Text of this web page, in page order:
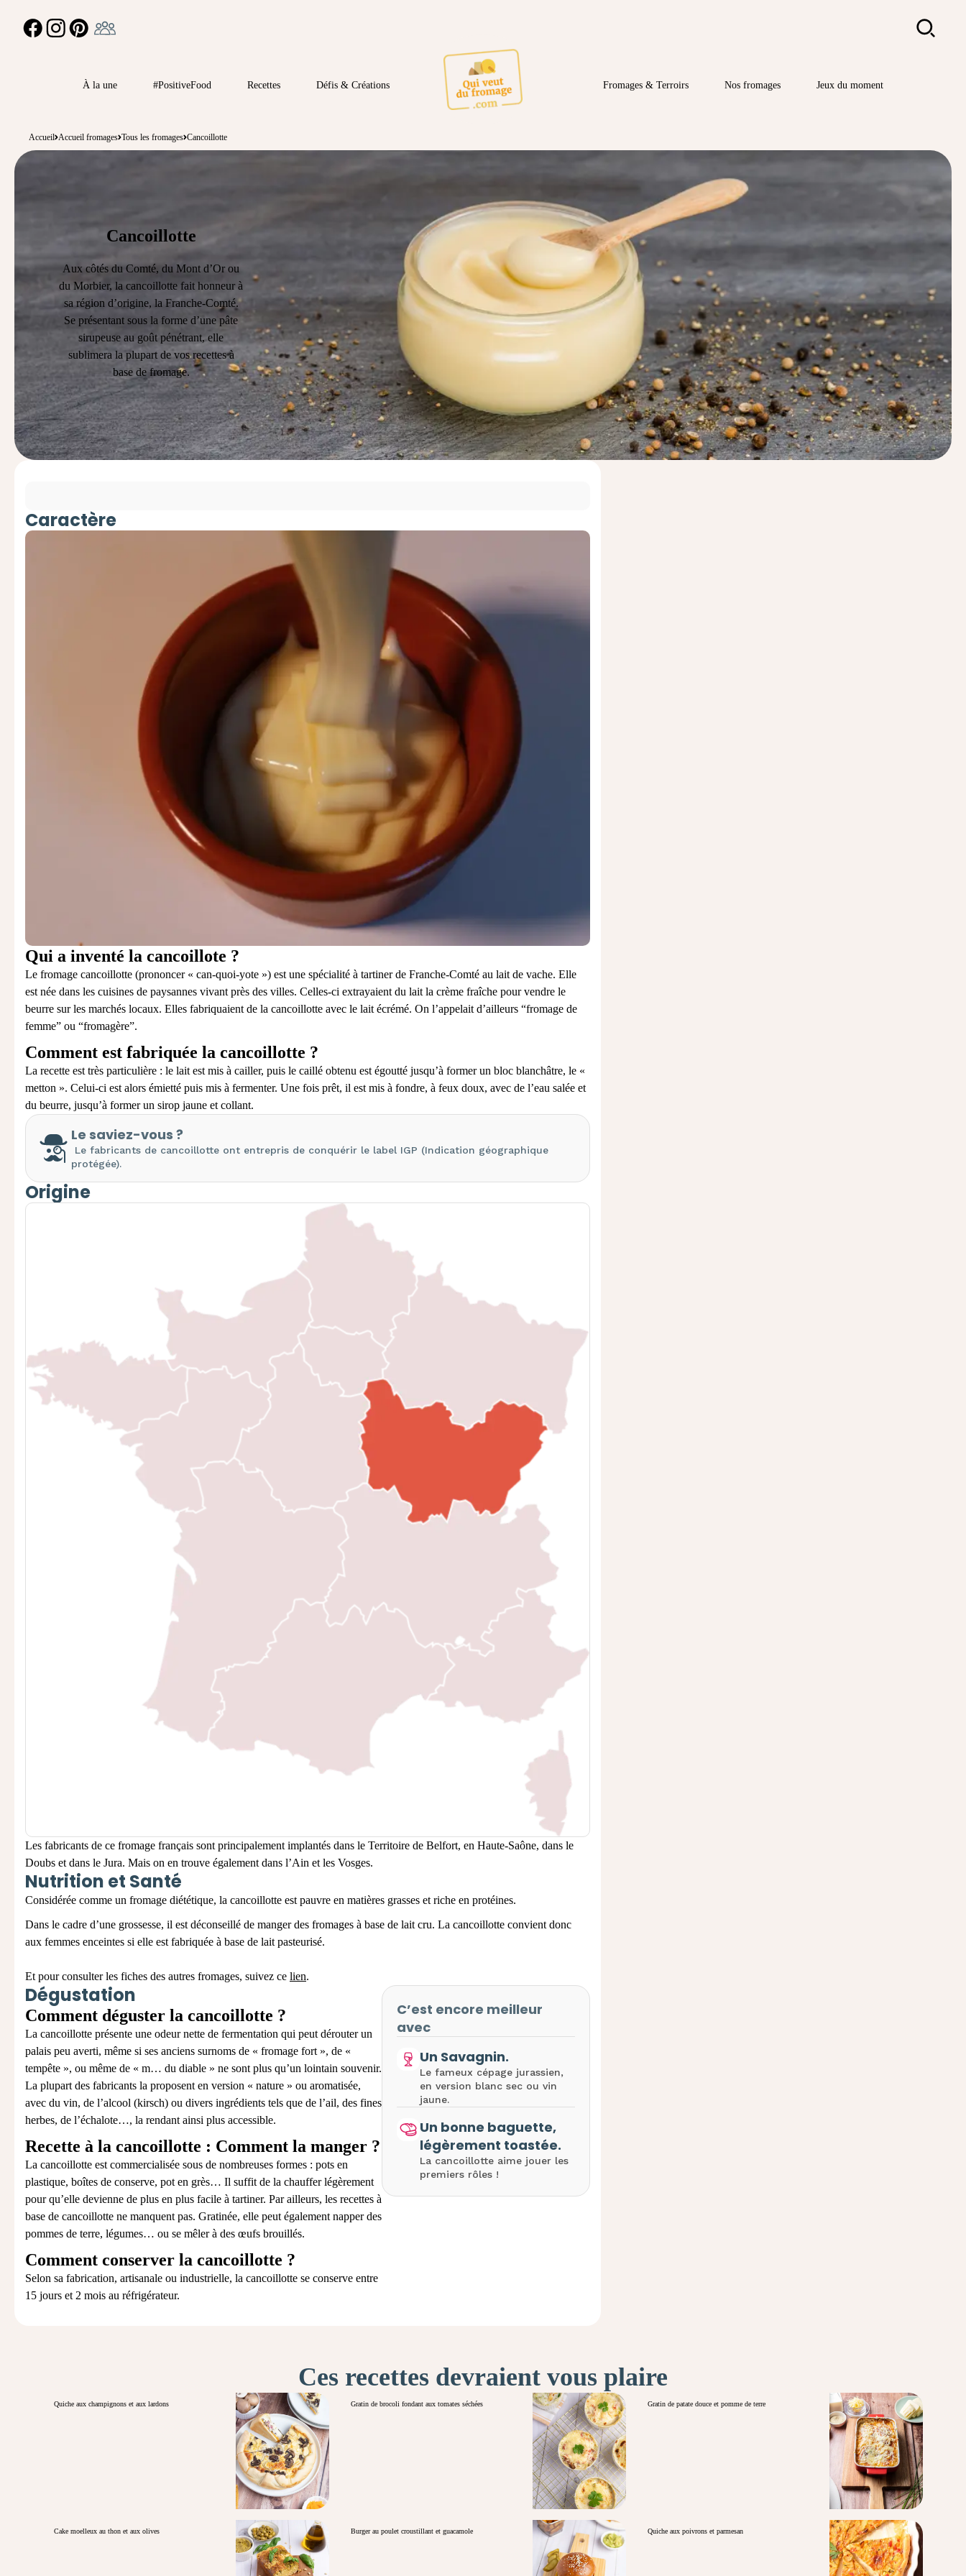
FACEBOOKINSTAGRAMPINTEREST Rechercher
À la une #PositiveFood Recettes Défis & Créations Fromages & Terroirs Nos fromages Jeux du moment
Accueil Accueil fromages Tous les fromages Cancoillotte
Cancoillotte
Aux côtés du Comté, du Mont d’Or ou
du Morbier, la cancoillotte fait honneur à
sa région d’origine, la Franche-Comté.
Se présentant sous la forme d’une pâte
sirupeuse au goût pénétrant, elle
sublimera la plupart de vos recettes à
base de fromage.
Caractère
Qui a inventé la cancoillote ?
Le fromage cancoillotte (prononcer « can-quoi-yote ») est une spécialité à tartiner de Franche-Comté au lait de vache. Elle
est née dans les cuisines de paysannes vivant près des villes. Celles-ci extrayaient du lait la crème fraîche pour vendre le
beurre sur les marchés locaux. Elles fabriquaient de la cancoillotte avec le lait écrémé. On l’appelait d’ailleurs “fromage de
femme” ou “fromagère”.
Comment est fabriquée la cancoillotte ?
La recette est très particulière : le lait est mis à cailler, puis le caillé obtenu est égoutté jusqu’à former un bloc blanchâtre, le «
metton ». Celui-ci est alors émietté puis mis à fermenter. Une fois prêt, il est mis à fondre, à feux doux, avec de l’eau salée et
du beurre, jusqu’à former un sirop jaune et collant.
Le saviez-vous ?
Le fabricants de cancoillotte ont entrepris de conquérir le label IGP (Indication géographique
protégée).
Origine
Les fabricants de ce fromage français sont principalement implantés dans le Territoire de Belfort, en Haute-Saône, dans le
Doubs et dans le Jura. Mais on en trouve également dans l’Ain et les Vosges.
Nutrition et Santé
Considérée comme un fromage diététique, la cancoillotte est pauvre en matières grasses et riche en protéines.
Dans le cadre d’une grossesse, il est déconseillé de manger des fromages à base de lait cru. La cancoillotte convient donc
aux femmes enceintes si elle est fabriquée à base de lait pasteurisé.
Et pour consulter les fiches des autres fromages, suivez ce lien.
Dégustation
Comment déguster la cancoillotte ?
La cancoillotte présente une odeur nette de fermentation qui peut dérouter un
palais peu averti, même si ses anciens surnoms de « fromage fort », de «
tempête », ou même de « m… du diable » ne sont plus qu’un lointain souvenir.
La plupart des fabricants la proposent en version « nature » ou aromatisée,
avec du vin, de l’alcool (kirsch) ou divers ingrédients tels que de l’ail, des fines
herbes, de l’échalote…, la rendant ainsi plus accessible.
Recette à la cancoillotte : Comment la manger ?
La cancoillotte est commercialisée sous de nombreuses formes : pots en
plastique, boîtes de conserve, pot en grès… Il suffit de la chauffer légèrement
pour qu’elle devienne de plus en plus facile à tartiner. Par ailleurs, les recettes à
base de cancoillotte ne manquent pas. Gratinée, elle peut également napper des
pommes de terre, légumes… ou se mêler à des œufs brouillés.
Comment conserver la cancoillotte ?
Selon sa fabrication, artisanale ou industrielle, la cancoillotte se conserve entre
15 jours et 2 mois au réfrigérateur.
C’est encore meilleur
avec
Un Savagnin.
Le fameux cépage jurassien,
en version blanc sec ou vin
jaune.
Un bonne baguette,
légèrement toastée.
La cancoillotte aime jouer les
premiers rôles !
Ces recettes devraient vous plaire
Quiche aux champignons et aux lardons Gratin de brocoli fondant aux tomates séchées Gratin de patate douce et pomme de terre
Cake moelleux au thon et aux olives Burger au poulet croustillant et guacamole Quiche aux poivrons et parmesan